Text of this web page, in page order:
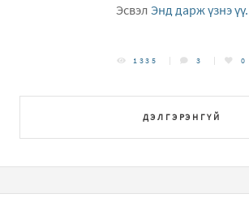
Эсвэл Энд дарж үзнэ үү.
ДЭЛГЭРЭНГҮЙ
1335 3 0